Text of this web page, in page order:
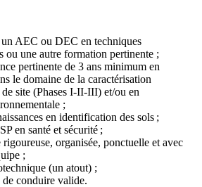
AEC ou DEC en techniques
ou une autre formation pertinente ;
pertinente de 3 ans minimum en
le domaine de la caractérisation
site (Phases I-II-III) et/ou en
;
en identification des sols ;
en santé et sécurité ;
rigoureuse, organisée, ponctuelle et avec
;
(un atout) ;
conduire valide.